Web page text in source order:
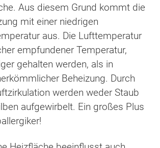
Aus diesem Grund kommt die
mit einer niedrigen
aus. Die Lufttemperatur
empfundener Temperatur,
gehalten werden, als in
Beheizung. Durch
werden weder Staub
aufgewirbelt. Ein großes Plus